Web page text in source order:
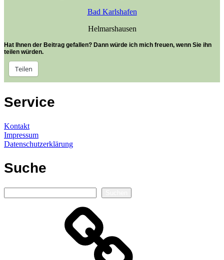
Bad Karlshafen
Helmarshausen
Hat Ihnen der Beitrag gefallen? Dann würde ich mich freuen, wenn Sie ihn
teilen würden.
Teilen
Service
Kontakt
Impressum
Datenschutzerklärung
Suche